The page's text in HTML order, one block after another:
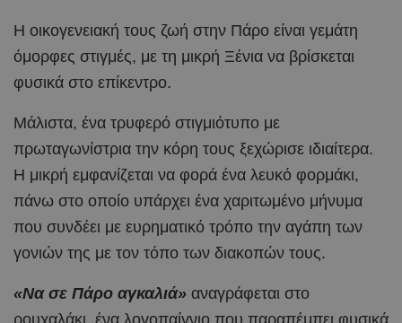
Η οικογενειακή τους ζωή στην Πάρο είναι γεμάτη
όμορφες στιγμές, με τη μικρή Ξένια να βρίσκεται
φυσικά στο επίκεντρο.
Μάλιστα, ένα τρυφερό στιγμιότυπο με
πρωταγωνίστρια την κόρη τους ξεχώρισε ιδιαίτερα.
Η μικρή εμφανίζεται να φορά ένα λευκό φορμάκι,
πάνω στο οποίο υπάρχει ένα χαριτωμένο μήνυμα
που συνδέει με ευρηματικό τρόπο την αγάπη των
γονιών της με τον τόπο των διακοπών τους.
«Να σε Πάρο αγκαλιά» αναγράφεται στο
ρουχαλάκι, ένα λογοπαίγνιο που παραπέμπει φυσικά